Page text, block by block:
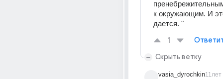
к окружающим. И
дается. "
1
Скрыть ветку
vasia_dyrochkin11лет